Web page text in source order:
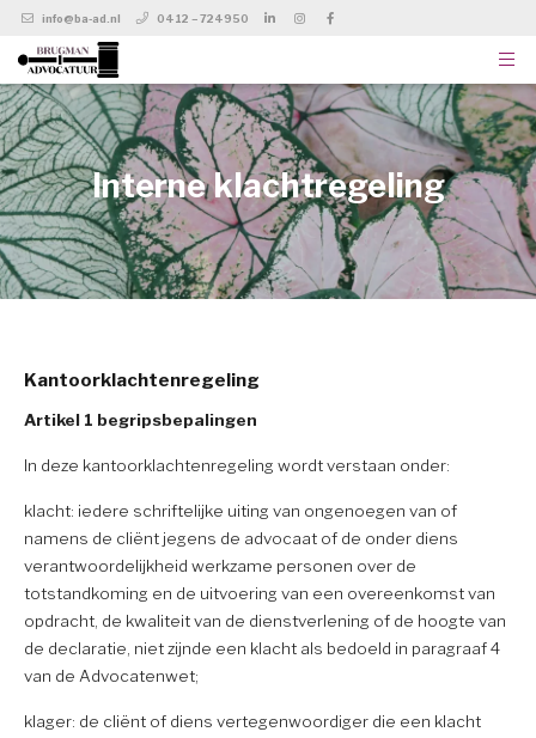
info@ba-ad.nl 0412 – 724950
Interne klachtregeling
Kantoorklachtenregeling
Artikel 1 begripsbepalingen
In deze kantoorklachtenregeling wordt verstaan onder:
klacht: iedere schriftelijke uiting van ongenoegen van of
namens de cliënt jegens de advocaat of de onder diens
verantwoordelijkheid werkzame personen over de
totstandkoming en de uitvoering van een overeenkomst van
opdracht, de kwaliteit van de dienstverlening of de hoogte van
de declaratie, niet zijnde een klacht als bedoeld in paragraaf 4
van de Advocatenwet;
klager: de cliënt of diens vertegenwoordiger die een klacht